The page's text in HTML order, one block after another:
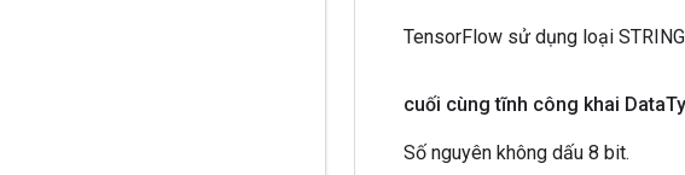
TensorFlow sử dụng loại
cuối cùng tĩnh công khai Data
Số nguyên không dấu 8 bit.